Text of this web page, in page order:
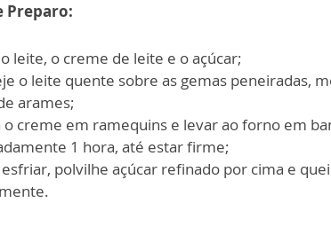
Preparo:
leite, o creme de leite e o açúcar;
o leite quente sobre as gemas peneiradas,
arames;
o creme em ramequins e levar ao forno em
1 hora, até estar firme;
polvilhe açúcar refinado por cima e